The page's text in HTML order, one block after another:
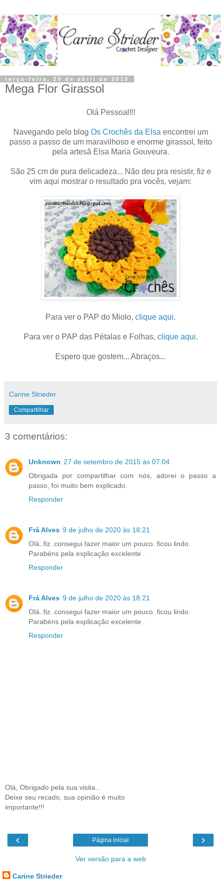
terça-feira, 28 de abril de 2015
Mega Flor Girassol
Olá Pessoal!!!
Navegando pelo blog Os Crochês da Elsa encontrei um
passo a passo de um maravilhoso e enorme girassol, feito
pela artesã Elsa Maria Gouveura.
São 25 cm de pura delicadeza... Não deu pra resistir, fiz e
vim aqui mostrar o resultado pra vocês, vejam:
Para ver o PAP do Miolo, clique aqui.
Para ver o PAP das Pétalas e Folhas, clique aqui.
Espero que gostem... Abraços...
Carine Strieder
Compartilhar
3 comentários:
Unknown 27 de setembro de 2015 às 07:04
Obrigada por compartilhar com nós, adorei o passo a
passo, foi muito bem explicado.
Responder
Frá Alves 9 de julho de 2020 às 18:21
Olá..fiz..consegui fazer maior um pouco..ficou lindo.
Parabéns pela explicação excelente .
Responder
Frá Alves 9 de julho de 2020 às 18:21
Olá..fiz..consegui fazer maior um pouco..ficou lindo.
Parabéns pela explicação excelente .
Responder
Olá, Obrigado pela sua visita...
Deixe seu recado, sua opinião é muito
importante!!!
‹ ›
Página inicial
Ver versão para a web
Carine Strieder